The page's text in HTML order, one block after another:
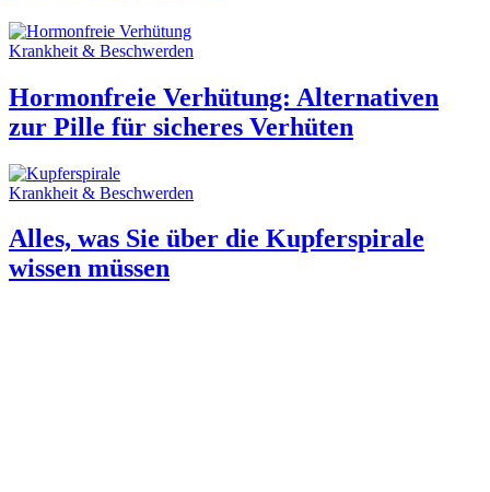
Krankheit & Beschwerden
Hormonfreie Verhütung: Alternativen
zur Pille für sicheres Verhüten
Krankheit & Beschwerden
Alles, was Sie über die Kupferspirale
wissen müssen